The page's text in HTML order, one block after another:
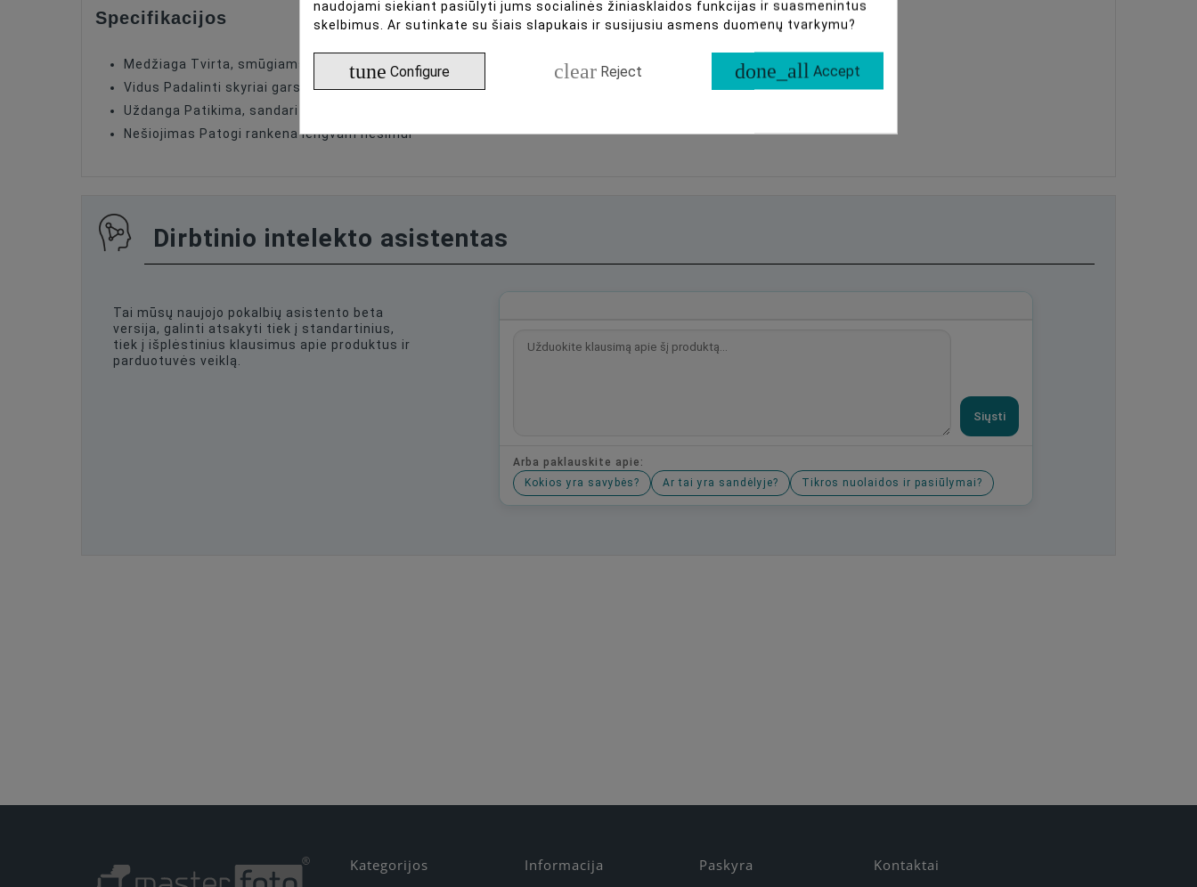
Specifikacijos
Medžiaga Tvirta, smūgiams atspari vandeniui atspari medžiaga
Vidus Padalinti skyriai garso įrangai
Uždanga Patikima, sandari dangtelis
Nešiojimas Patogi rankena lengvam nešimui
Dirbtinio intelekto asistentas
Tai mūsų naujojo pokalbių asistento beta
versija, galinti atsakyti tiek į standartinius,
tiek į išplėstinius klausimus apie produktus ir
parduotuvės veiklą.
Siųsti
Arba paklauskite apie:
Kokios yra savybės?
Ar tai yra sandėlyje? Tikros nuolaidos ir pasiūlymai?
Kategorijos Informacija Paskyra Kontaktai
naudojami siekiant pasiūlyti jums socialinės žiniasklaidos funkcijas ir suasmenintus
skelbimus. Ar sutinkate su šiais slapukais ir susijusiu asmens duomenų tvarkymu?
tune Configure clear Reject done_all Accept